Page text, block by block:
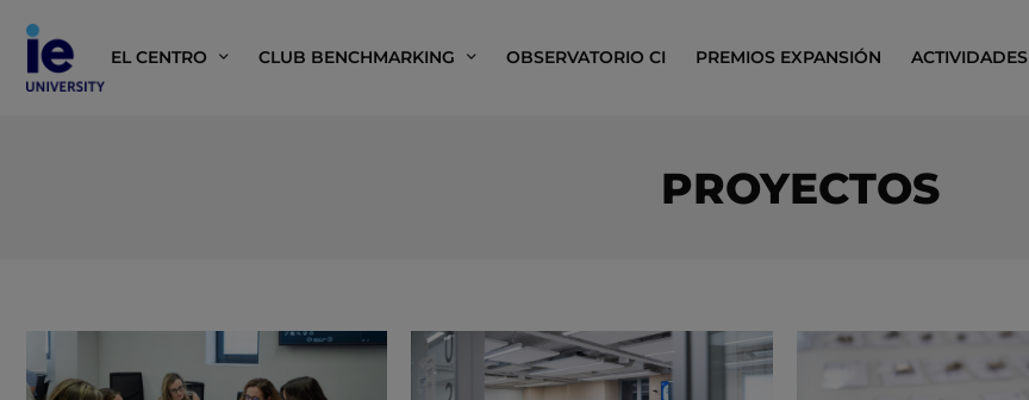
EL CENTRO CLUB BENCHMARKING OBSERVATORIO CI PREMIOS EXPANSIÓN ACTIVIDADES
PROYECTOS